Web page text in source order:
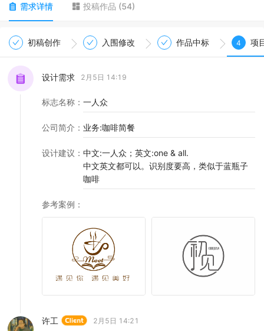
LOGO
需求详情 投稿作品 (54)
初稿创作 入围修改 作品中标 4 项
设计需求 2月5日 14:19
标志名称 ： 一人众
公司简介 ： 业务:咖啡简餐
设计建议 ： 中文:一人众；英文:one & all.
中文英文都可以。识别度要高，类似于蓝瓶子
咖啡
参考案例 ：
许工 2月5日 14:21